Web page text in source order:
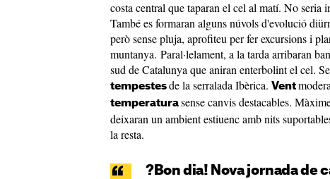
costa central que taparan el cel al matí. No seria
També es formaran alguns núvols d'evolució
però sense pluja, aprofiteu per fer excursions i
muntanya. Paral·lelament, a la tarda arribaran
sud de Catalunya que aniran enterbolint el cel.
tempestes de la serralada Ibèrica. Vent
temperatura sense canvis destacables.
deixaran un ambient estiuenc amb nits
la resta.
?Bon dia! Nova jornada de